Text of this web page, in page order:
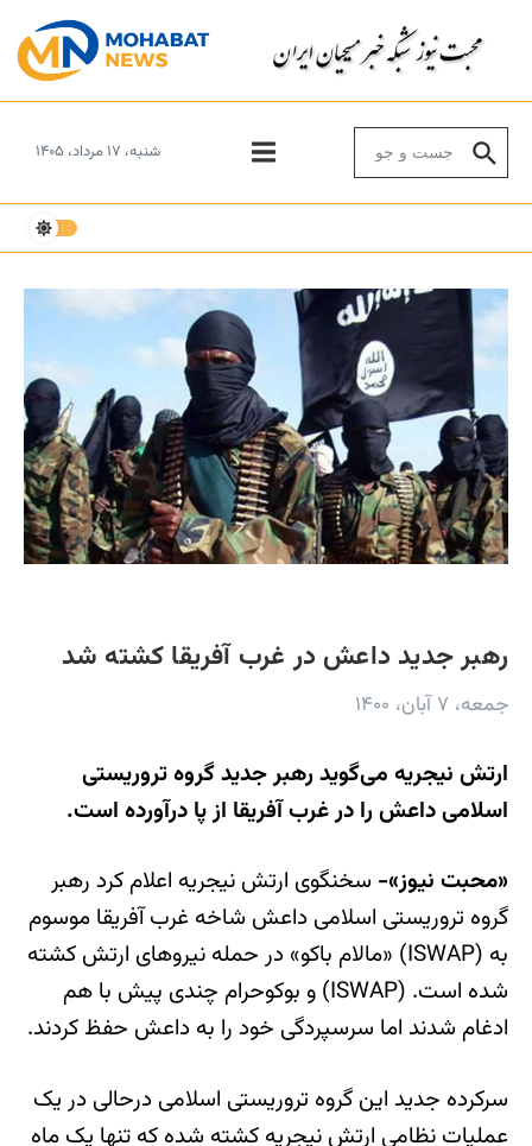
شنبه، ۱۷ مرداد، ۱۴۰۵
رهبر جدید داعش در غرب آفریقا کشته شد
جمعه، ۷ آبان، ۱۴۰۰
ارتش نیجریه می‌گوید رهبر جدید گروه تروریستی
اسلامی داعش را در غرب آفریقا از پا درآورده است.
«محبت نیوز»- سخنگوی ارتش نیجریه اعلام کرد رهبر
گروه تروریستی اسلامی داعش شاخه غرب آفریقا موسوم
به (ISWAP) «مالام باکو» در حمله نیروهای ارتش کشته
شده است. (ISWAP) و بوکوحرام چندی پیش با هم
ادغام شدند اما سرسپردگی خود را به داعش حفظ کردند.
سرکرده جدید این گروه تروریستی اسلامی درحالی در یک
عملیات نظامی ارتش نیجریه کشته شده که تنها یک ماه